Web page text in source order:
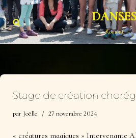
Aller
au
DANSES
Romont
Stage de création
par Joëlle 27 novembre 2024
« créatures magiques » Intervenante